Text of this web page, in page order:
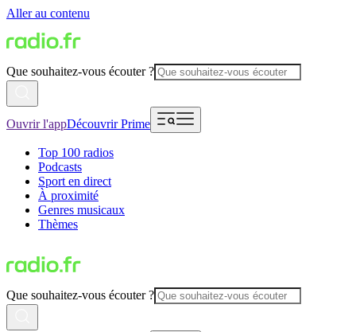
Aller au contenu
Que souhaitez-vous écouter ?
Ouvrir l'appDécouvrir Prime
Top 100 radios
Podcasts
Sport en direct
À proximité
Genres musicaux
Thèmes
Que souhaitez-vous écouter ?